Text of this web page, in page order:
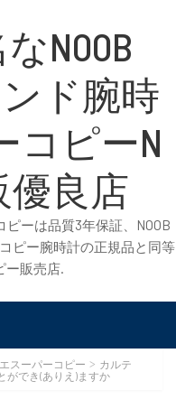
NOOB
ンド腕時
コピーN
優良店
ーは品質3年保証、NOOB
ピー腕時計の正規品と同等
ー販売店.
スーパーコピー > カルテ
ができ(ありえ)ますか